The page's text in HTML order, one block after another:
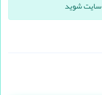
سایت شوید